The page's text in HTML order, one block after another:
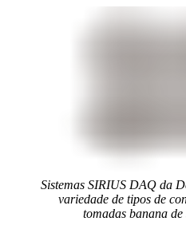
Sistemas SIRIUS DAQ da
variedade de tipos de
tomadas banana